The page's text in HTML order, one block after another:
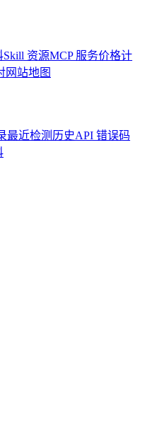
Skill 资源MCP 服务价格计
网站地图
最近检测历史API 错误码